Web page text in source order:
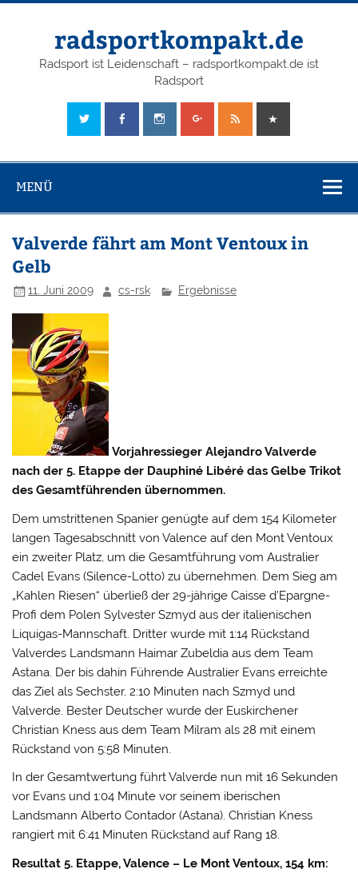
radsportkompakt.de
Radsport ist Leidenschaft – radsportkompakt.de ist
Radsport
MENÜ
Valverde fährt am Mont Ventoux in
Gelb
11. Juni 2009 cs-rsk Ergebnisse
Vorjahressieger Alejandro Valverde
nach der 5. Etappe der Dauphiné Libéré das Gelbe Trikot
des Gesamtführenden übernommen.
Dem umstrittenen Spanier genügte auf dem 154 Kilometer
langen Tagesabschnitt von Valence auf den Mont Ventoux
ein zweiter Platz, um die Gesamtführung vom Australier
Cadel Evans (Silence-Lotto) zu übernehmen. Dem Sieg am
„Kahlen Riesen“ überließ der 29-jährige Caisse d’Epargne-
Profidem Polen Sylvester Szmyd aus der italienischen
Liquigas-Mannschaft. Dritter wurde mit 1:14 Rückstand
Valverdes Landsmann Haimar Zubeldia aus dem Team
Astana. Der bis dahin Führende Australier Evans erreichte
das Ziel als Sechster, 2:10 Minuten nach Szmyd und
Valverde. Bester Deutscher wurde der Euskirchener
Christian Kness aus dem Team Milram als 28 mit einem
Rückstand von 5:58 Minuten.
In der Gesamtwertung führt Valverde nun mit 16 Sekunden
vor Evans und 1:04 Minute vor seinem iberischen
Landsmann Alberto Contador (Astana). Christian Kness
rangiert mit 6:41 Minuten Rückstand auf Rang 18.
Resultat 5. Etappe, Valence – Le Mont Ventoux, 154 km: